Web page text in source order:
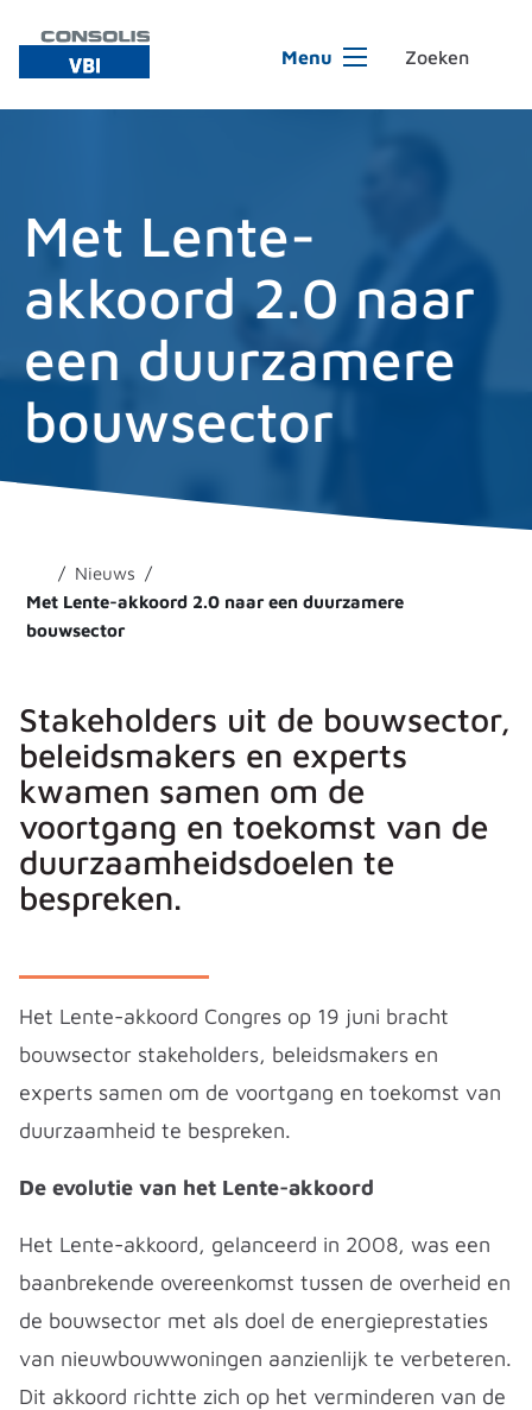
Menu
Met Lente-
akkoord 2.0 naar
een duurzamere
bouwsector
Nieuws
Met Lente-akkoord 2.0 naar een duurzamere
bouwsector
Stakeholders uit de bouwsector,
beleidsmakers en experts
kwamen samen om de
voortgang en toekomst van de
duurzaamheidsdoelen te
bespreken.
Het Lente-akkoord Congres op 19 juni bracht
bouwsector stakeholders, beleidsmakers en
experts samen om de voortgang en toekomst van
duurzaamheid te bespreken.
De evolutie van het Lente-akkoord
Het Lente-akkoord, gelanceerd in 2008, was een
baanbrekende overeenkomst tussen de overheid en
de bouwsector met als doel de energieprestaties
van nieuwbouwwoningen aanzienlijk te verbeteren.
Dit akkoord richtte zich op het verminderen van de